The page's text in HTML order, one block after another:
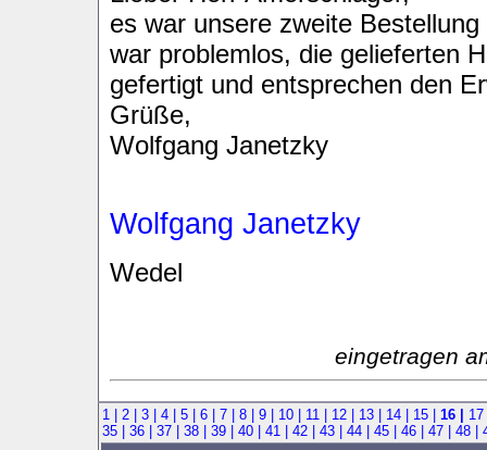
es war unsere zweite
war problemlos, die gelieferten
gefertigt und entsprechen den
Grüße,
Wolfgang Janetzky
Wolfgang Janetzky
Wedel
eingetragen
1 | 2 | 3 | 4 | 5 | 6 | 7 | 8 | 9 | 10 | 11 | 12 | 13 | 14 | 15 | 16 |
35 | 36 | 37 | 38 | 39 | 40 | 41 | 42 | 43 | 44 | 45 | 46 | 47 | 48 |